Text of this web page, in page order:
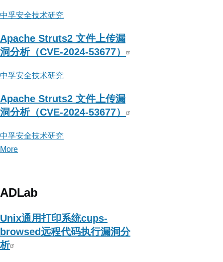
中孚安全技术研究
Apache Struts2 文件上传漏
洞分析（CVE-2024-53677）
中孚安全技术研究
Apache Struts2 文件上传漏
洞分析（CVE-2024-53677）
中孚安全技术研究
More
孚
全
技
ADLab
Unix通用打印系统cups-
browsed远程代码执行漏洞分
析